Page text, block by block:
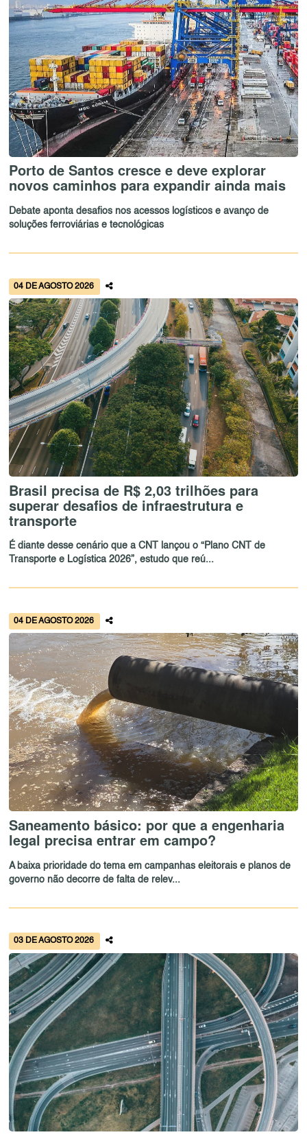
Porto de Santos cresce e deve explorar
novos caminhos para expandir ainda mais
Debate aponta desafios nos acessos logísticos e avanço de
soluções ferroviárias e tecnológicas
04 DE AGOSTO 2026
Brasil precisa de R$ 2,03 trilhões para
superar desafios de infraestrutura e
transporte
É diante desse cenário que a CNT lançou o “Plano CNT de
Transporte e Logística 2026”, estudo que reú...
04 DE AGOSTO 2026
Saneamento básico: por que a engenharia
legal precisa entrar em campo?
A baixa prioridade do tema em campanhas eleitorais e planos de
governo não decorre de falta de relev...
03 DE AGOSTO 2026